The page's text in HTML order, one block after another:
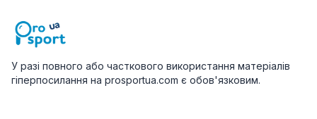
У разі повного або часткового використання матеріалів
гіперпосилання на prosportua.com є обов'язковим.